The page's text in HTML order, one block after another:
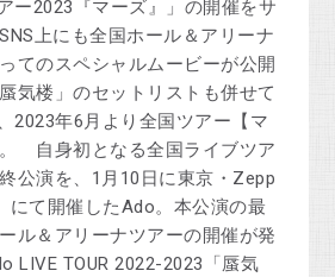
ー2023『マーズ』」の開催をサ
上にも全国ホール＆アリーナ
てのスペシャルムービーが公開
気楼」のセットリストも併せて
2023年6月より全国ツアー【マ
自身初となる全国ライブツア
公演を、1月10日に東京・Zepp
にて開催したAdo。本公演の最
ル＆アリーナツアーの開催が発
LIVE TOUR 2022-2023「蜃気